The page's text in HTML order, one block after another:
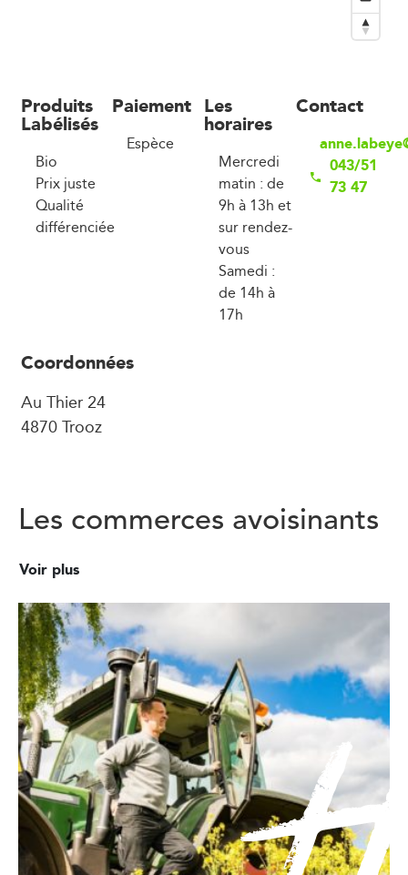
Produits
Labélisés
Bio
Prix juste
Qualité
différenciée
Paiement
Espèce
Les
horaires
Mercredi
matin : de
9h à 13h et
sur rendez-
vous
Samedi :
de 14h à
17h
Contact
043/51
73 47
Coordonnées
Au Thier 24
4870 Trooz
Les commerces avoisinants
Voir plus